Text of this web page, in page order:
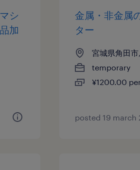
シ
加
金属・非金属
ター
宮城県角田
temporary
¥1200.00
posted 19 march